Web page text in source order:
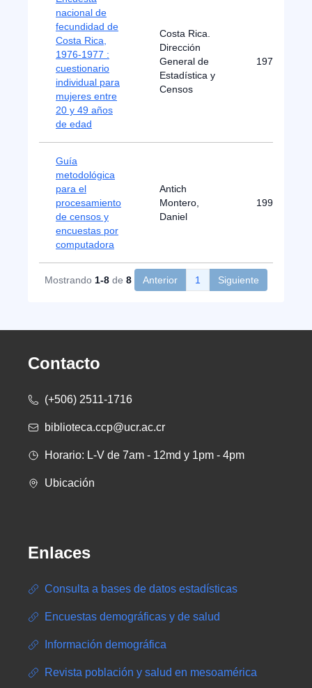
nacional de
fecundidad de
Costa Rica,
1976-1977 :
cuestionario
individual para
mujeres entre
20 y 49 años
de edad
Costa Rica.
Dirección
General de
Estadística y
Censos
1977
Guía
metodológica
para el
procesamiento
de censos y
encuestas por
computadora
Antich
Montero,
Daniel
1997
Mostrando 1-8 de 8 Anterior 1 Siguiente
Contacto
(+506) 2511-1716
biblioteca.ccp@ucr.ac.cr
Horario: L-V de 7am - 12md y 1pm - 4pm
Ubicación
Enlaces
Consulta a bases de datos estadísticas
Encuestas demográficas y de salud
Información demográfica
Revista población y salud en mesoamérica